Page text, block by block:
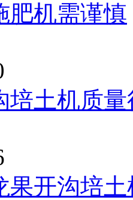
肥机需谨慎
培土机质
果开沟培